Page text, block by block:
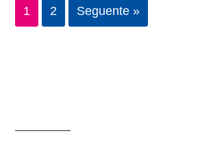
1 2 Seguente »